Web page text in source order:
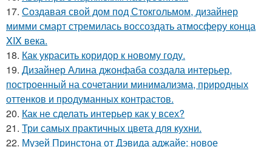
17. Создавая свой дом под Стокгольмом, дизайнер
мимми смарт стремилась воссоздать атмосферу конца
XIX века.
18. Как украсить коридор к новому году.
19. Дизайнер Алина джонфаба создала интерьер,
построенный на сочетании минимализма, природных
оттенков и продуманных контрастов.
20. Как не сделать интерьер как у всех?
21. Три самых практичных цвета для кухни.
22. Музей Принстона от Дэвида аджайе: новое